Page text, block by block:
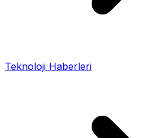
Teknoloji Haberleri